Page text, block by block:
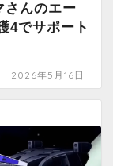
さんのエー
4でサポート
2026年5月16日